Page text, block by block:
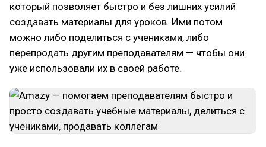
который позволяет быстро и без лишних усилий
создавать материалы для уроков. Ими потом
можно либо поделиться с учениками, либо
перепродать другим преподавателям — чтобы они
уже использовали их в своей работе.